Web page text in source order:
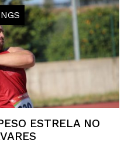
ESTRELA NO